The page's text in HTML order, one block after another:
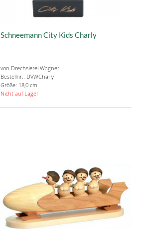
Schneemann City Kids Charly
von Drechslerei Wagner
Bestellnr.: DVWCharly
Größe: 18,0 cm
Nicht auf Lager